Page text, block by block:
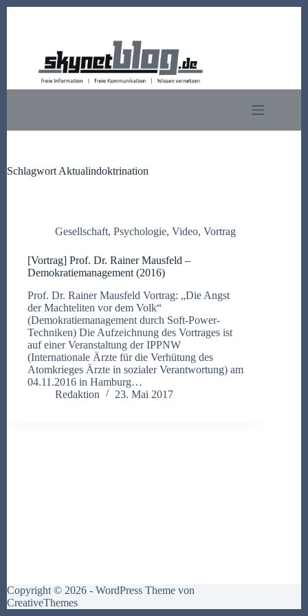
Schlagwort Aktualindoktrination
Gesellschaft, Psychologie, Video, Vortrag
[Vortrag] Prof. Dr. Rainer Mausfeld –
Demokratiemanagement (2016)
Prof. Dr. Rainer Mausfeld Vortrag: „Die Angst
der Machteliten vor dem Volk“
(Demokratiemanagement durch Soft-Power-
Techniken) Die Aufzeichnung des Vortrages ist
auf einer Veranstaltung der IPPNW
(Internationale Ärzte für die Verhütung des
Atomkrieges Ärzte in sozialer Verantwortung) am
04.11.2016 in Hamburg…
Redaktion
23. Mai 2017
Copyright © 2026 - WordPress Theme von
CreativeThemes